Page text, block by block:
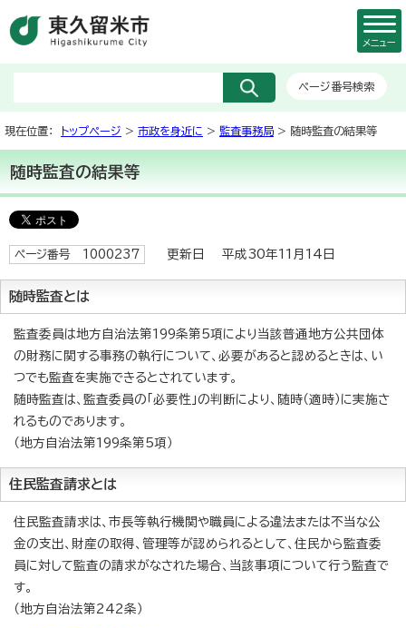
ページ番号検索
メニュー
現在位置： トップページ > 市政を身近に > 監査事務局 > 随時監査の結果等
随時監査の結果等
ページ番号 1000237 更新日 平成30年11月14日
随時監査とは
監査委員は地方自治法第199条第5項により当該普通地方公共団体
の財務に関する事務の執行について、必要があると認めるときは、い
つでも監査を実施できるとされています。
随時監査は、監査委員の「必要性」の判断により、随時（適時）に実施さ
れるものであります。
（地方自治法第199条第5項）
住民監査請求とは
住民監査請求は、市長等執行機関や職員による違法または不当な公
金の支出、財産の取得、管理等が認められるとして、住民から監査委
員に対して監査の請求がなされた場合、当該事項について行う監査で
す。
（地方自治法第242条）